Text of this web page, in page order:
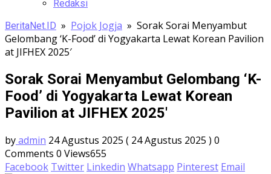
Redaksi
BeritaNet.ID » Pojok Jogja » Sorak Sorai Menyambut
Gelombang ‘K-Food’ di Yogyakarta Lewat Korean Pavilion
at JIFHEX 2025′
Sorak Sorai Menyambut Gelombang ‘K-
Food’ di Yogyakarta Lewat Korean
Pavilion at JIFHEX 2025′
byadmin 24 Agustus 2025 ( 24 Agustus 2025 ) 0
Comments 0 Views655
Facebook Twitter Linkedin Whatsapp Pinterest Email